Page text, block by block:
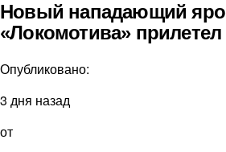
Новый нападающий
«Локомотива»
Опубликовано:
3 дня назад
от